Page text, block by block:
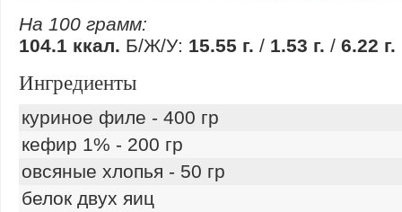
На 100 грамм:
104.1 ккал. Б/Ж/У: 15.55 г. / 1.53 г. / 6.22 г.
Ингредиенты
куриное филе - 400 гр
кефир 1% - 200 гр
овсяные хлопья - 50 гр
белок двух яиц